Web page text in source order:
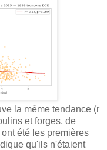
la même tendance (r
et forges, de
été les premières
qu'ils n'étaient